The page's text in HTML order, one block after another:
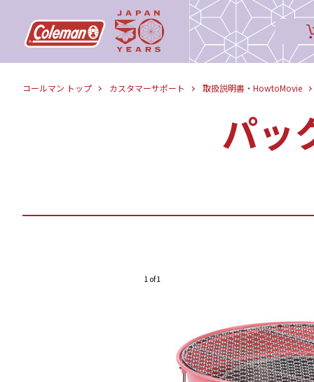
コールマン トップ カスタマーサポート 取扱説明書・HowtoMovie
パッ
1 of 1